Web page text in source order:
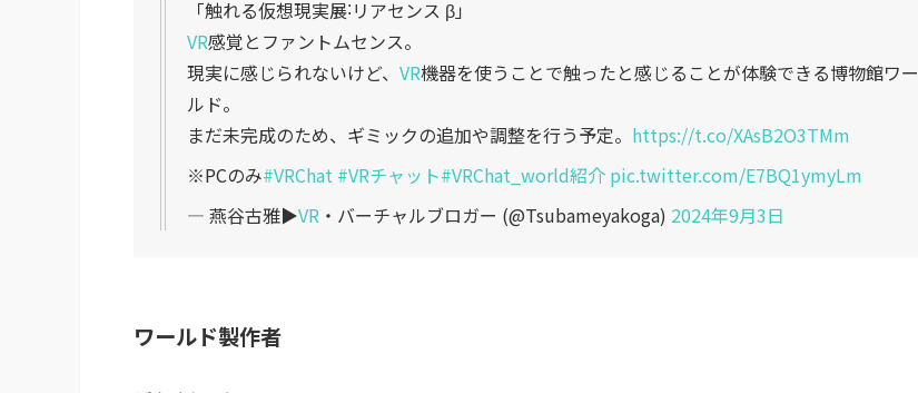
「触れる仮想現実展˸リアセンス β」
VR感覚とファントムセンス。
現実に感じられないけど、 VR機器を使うことで触ったと感じることが体験できる博物館ワー
ルド。
まだ未完成のため、ギミックの追加や調整を行う予定。 https://t.co/XAsB2O3TMm
※PCのみ#VRChat #VRチャット#VRChat_world紹介 pic.twitter.com/E7BQ1ymyLm
— 燕谷古雅▶︎VR ・バーチャルブロガー (@Tsubameyakoga) 2024年9月3日
ワールド製作者